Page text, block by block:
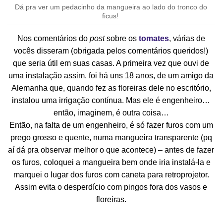
Dá pra ver um pedacinho da mangueira ao lado do tronco do
ficus!
Nos comentários do postsobre os tomates, várias de
vocês disseram (obrigada pelos comentários queridos!)
que seria útil em suas casas. A primeira vez que ouvi de
uma instalação assim, foi há uns 18 anos, de um amigo da
Alemanha que, quando fez as floreiras dele no escritório,
instalou uma irrigação contínua. Mas ele é engenheiro…
então, imaginem, é outra coisa…
Então, na falta de um engenheiro, é só fazer furos com um
prego grosso e quente, numa mangueira transparente (pq
aí dá pra observar melhor o que acontece) – antes de fazer
os furos, coloquei a mangueira bem onde iria instalá-la e
marquei o lugar dos furos com caneta para retroprojetor.
Assim evita o desperdício com pingos fora dos vasos e
floreiras.